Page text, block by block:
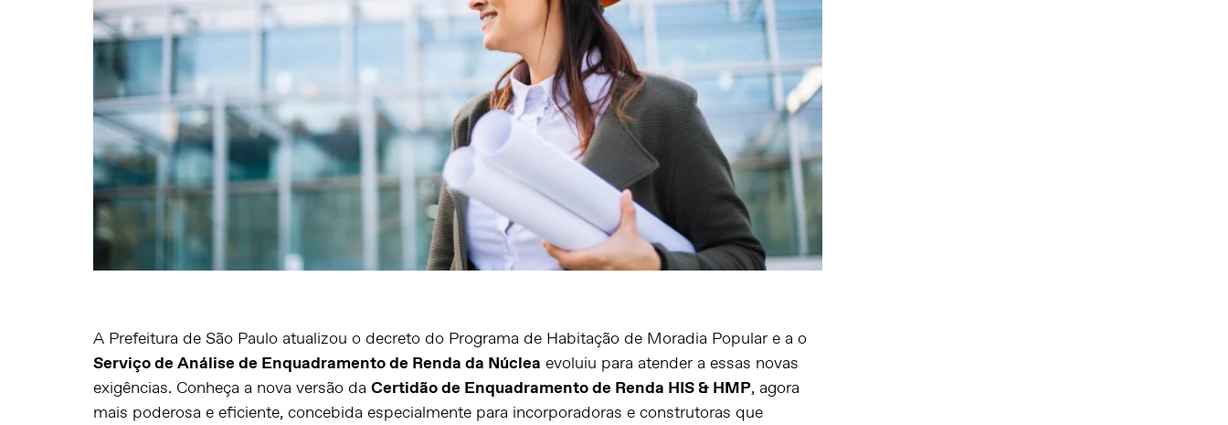
A Prefeitura de São Paulo atualizou o decreto do Programa de Habitação de Moradia Popular e a o
Serviço de Análise de Enquadramento de Renda da Núclea evoluiu para atender a essas novas
exigências. Conheça a nova versão da Certidão de Enquadramento de Renda HIS & HMP, agora
mais poderosa e eficiente, concebida especialmente para incorporadoras e construtoras que